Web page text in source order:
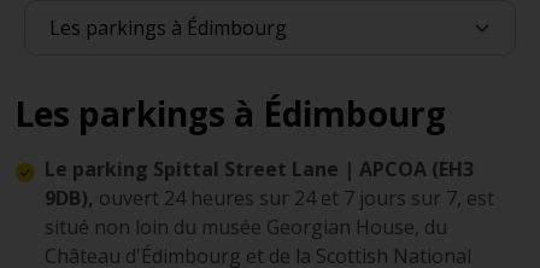
Les parkings à Édimbourg
Le parking Spittal Street Lane | APCOA (EH3
9DB), ouvert 24 heures sur 24 et 7 jours sur 7, est
situé non loin du musée Georgian House, du
Château d'Édimbourg et de la Scottish National